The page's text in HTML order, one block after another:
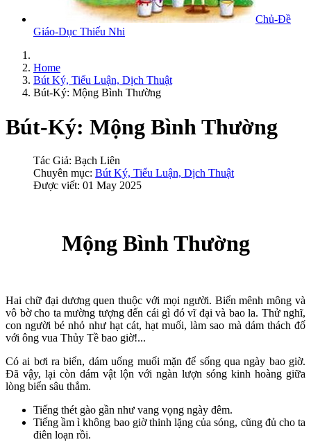
Chủ-Đề
Giáo-Dục Thiếu Nhi
Home
Bút Ký, Tiểu Luận, Dịch Thuật
Bút-Ký: Mộng Bình Thường
Bút-Ký: Mộng Bình Thường
Tác Giả: Bạch Liên
Chuyên mục: Bút Ký, Tiểu Luận, Dịch Thuật
Được viết: 01 May 2025
Mộng Bình Thường
Hai chữ đại dương quen thuộc với mọi người. Biển mênh mông và
vô bờ cho ta mường tượng đến cái gì đó vĩ đại và bao la. Thử nghĩ,
con người bé nhỏ như hạt cát, hạt muối, làm sao mà dám thách đố
với ông vua Thủy Tề bao giờ!...
Có ai bơi ra biển, dám uống muối mặn để sống qua ngày bao giờ.
Đã vậy, lại còn dám vật lộn với ngàn lượn sóng kinh hoàng giữa
lòng biển sâu thẳm.
Tiếng thét gào gần như vang vọng ngày đêm.
Tiếng ầm ì không bao giờ thinh lặng của sóng, cũng đủ cho ta
điên loạn rồi.